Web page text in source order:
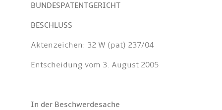
BUNDESPATENTGERICHT
BESCHLUSS
Aktenzeichen: 32 W (pat) 237/04
Entscheidung vom 3. August 2005
In der Beschwerdesache